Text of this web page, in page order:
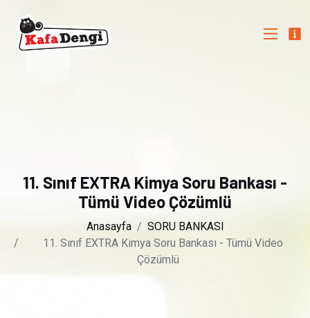
11. Sınıf EXTRA Kimya Soru Bankası -
Tümü Video Çözümlü
Anasayfa
SORU BANKASI
11. Sınıf EXTRA Kimya Soru Bankası - Tümü Video
Çözümlü